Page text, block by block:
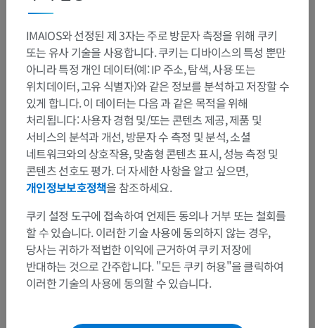
IMAIOS와 선정된 제 3자는 주로 방문자 측정을 위해 쿠키
또는 유사 기술을 사용합니다. 쿠키는 디바이스의 특성 뿐만
아니라 특정 개인 데이터(예: IP 주소, 탐색, 사용 또는
위치데이터, 고유 식별자)와 같은 정보를 분석하고 저장할 수
있게 합니다. 이 데이터는 다음 과 같은 목적을 위해
처리됩니다: 사용자 경험 및/또는 콘텐츠 제공, 제품 및
서비스의 분석과 개선, 방문자 수 측정 및 분석, 소셜
네트워크와의 상호작용, 맞춤형 콘텐츠 표시, 성능 측정 및
콘텐츠 선호도 평가. 더 자세한 사항을 알고 싶으면,
개인정보보호정책을 참조하세요.
쿠키 설정 도구에 접속하여 언제든 동의나 거부 또는 철회를
할 수 있습니다. 이러한 기술 사용에 동의하지 않는 경우,
당사는 귀하가 적법한 이익에 근거하여 쿠키 저장에
반대하는 것으로 간주합니다. "모든 쿠키 허용"을 클릭하여
이러한 기술의 사용에 동의할 수 있습니다.